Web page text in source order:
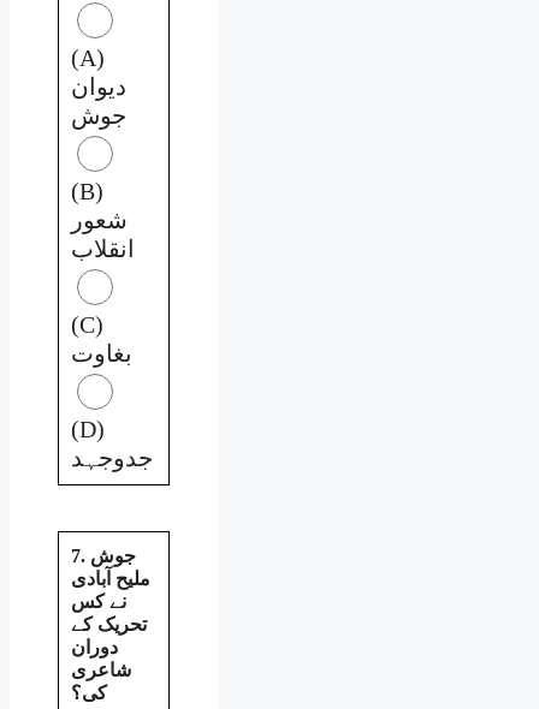
(A)
دیوان
جوش
(B)
شعور
انقلاب
(C)
بغاوت
(D)
جدوجہد
7. جوش
ملیح آبادی
نے کس
تحریک کے
دوران
شاعری
کی؟